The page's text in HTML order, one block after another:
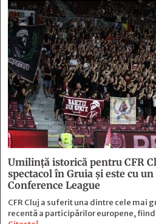
Umilință istorică pentru CFR
spectacol în Gruia și este cu
Conference League
CFR Cluj a suferit una dintre cele mai
recentă a participărilor europene,